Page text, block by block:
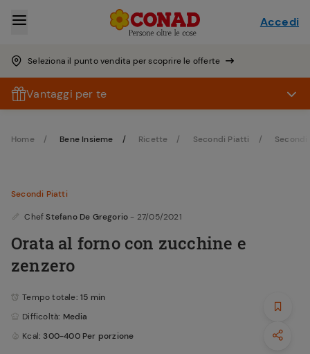
Seleziona il punto vendita per scoprire le offerte
Accedi
Vantaggi per te
Home Bene Insieme Ricette Secondi Piatti
Secondi Piatti
Chef Stefano De Gregorio - 27/05/2021
Orata al forno con zucchine e
zenzero
Tempo totale: 15 min
Difficoltà: Media
Kcal: 300-400 Per porzione